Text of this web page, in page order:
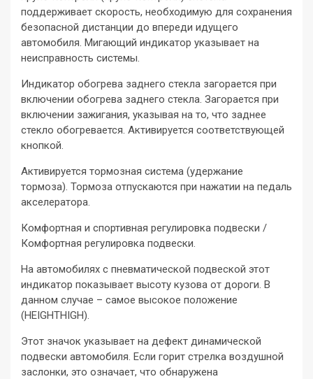
поддерживает скорость, необходимую для сохранения
безопасной дистанции до впереди идущего
автомобиля. Мигающий индикатор указывает на
неисправность системы.
Индикатор обогрева заднего стекла загорается при
включении обогрева заднего стекла. Загорается при
включении зажигания, указывая на то, что заднее
стекло обогревается. Активируется соответствующей
кнопкой.
Активируется тормозная система (удержание
тормоза). Тормоза отпускаются при нажатии на педаль
акселератора.
Комфортная и спортивная регулировка подвески /
Комфортная регулировка подвески.
На автомобилях с пневматической подвеской этот
индикатор показывает высоту кузова от дороги. В
данном случае – самое высокое положение
(HEIGHTHIGH).
Этот значок указывает на дефект динамической
подвески автомобиля. Если горит стрелка воздушной
заслонки, это означает, что обнаружена